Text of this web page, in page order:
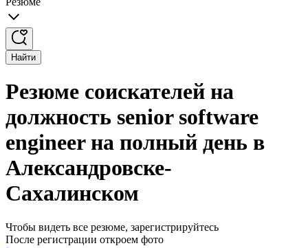
Найти
Резюме соискателей на
должность senior software
engineer на полный день в
Александровске-
Сахалинском
Чтобы видеть все резюме, зарегистрируйтесь
После регистрации откроем фото